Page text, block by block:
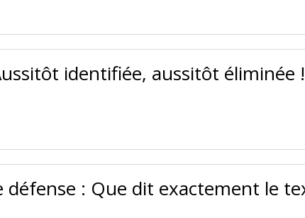
identifiée, aussitôt éliminée !
: Que dit exactement le